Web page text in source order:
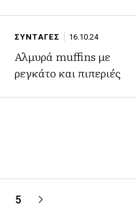
ΣΥΝΤΑΓΕΣ 16.10.24
Αλμυρά muffins με
ρεγκάτο και πιπεριές
5